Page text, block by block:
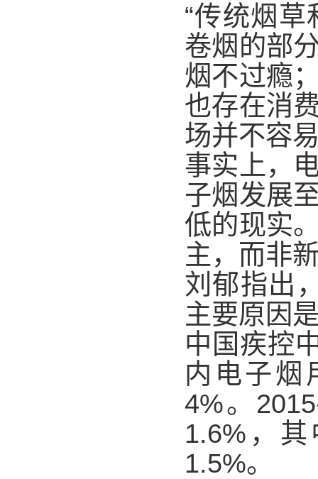
“传统烟
卷烟的部
烟不过瘾
也存在消
场并不容
事实上，
子烟发展
低的现实
主，而非
刘郁指出
主要原因
中国疾控
内电子烟
4%。
1.6%，
1.5%。